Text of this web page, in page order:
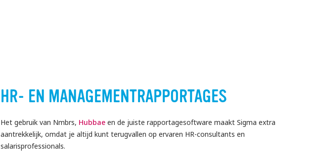
HR- EN MANAGEMENTRAPPORTAGES
Het gebruik van Nmbrs, Hubbae en de juiste rapportagesoftware maakt Sigma extra
aantrekkelijk, omdat je altijd kunt terugvallen op ervaren HR-consultants en
salarisprofessionals.